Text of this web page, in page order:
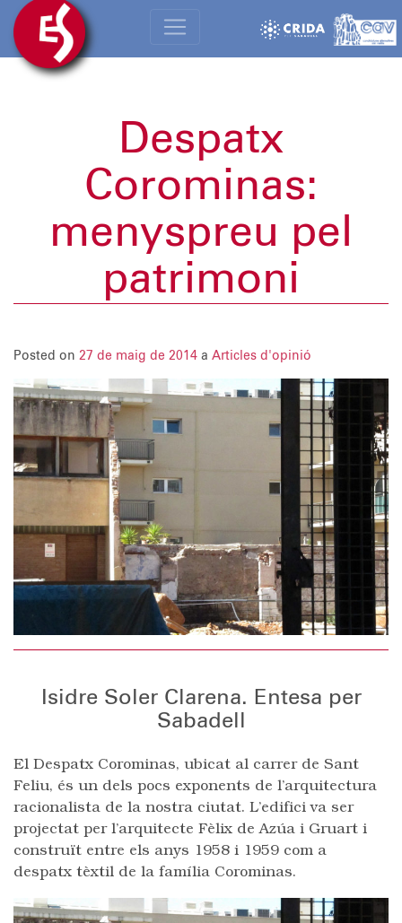
Despatx
Corominas:
menyspreu pel
patrimoni
Posted on 27 de maig de 2014 a Articles d'opinió
Isidre Soler Clarena. Entesa per
Sabadell
El Despatx Corominas, ubicat al carrer de Sant
Feliu, és un dels pocs exponents de l’arquitectura
racionalista de la nostra ciutat. L’edifici va ser
projectat per l’arquitecte Fèlix de Azúa i Gruart i
construït entre els anys 1958 i 1959 com a
despatx tèxtil de la família Corominas.